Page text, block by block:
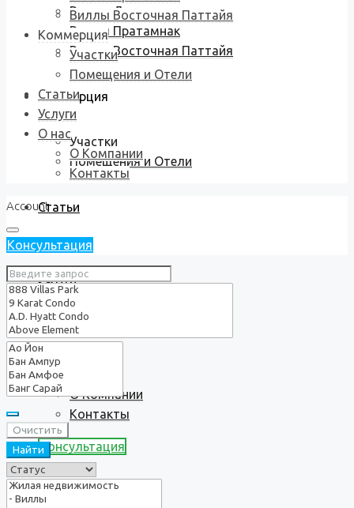
Виллы Джомтьен
Виллы Пратамнак
Виллы Восточная Паттайя
Коммерция
Участки
Помещения и Отели
Статьи
Услуги
О нас
О Компании
Контакты
Консультация
Виллы Восточная Паттайя
Коммерция
Участки
Помещения и Отели
Статьи
Услуги
О нас
О Компании
Контакты
Account
Консультация
Очистить
Найти